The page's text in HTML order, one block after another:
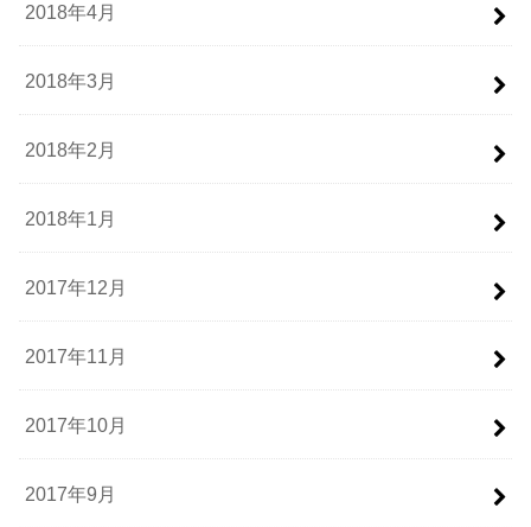
2018年4月
2018年3月
2018年2月
2018年1月
2017年12月
2017年11月
2017年10月
2017年9月